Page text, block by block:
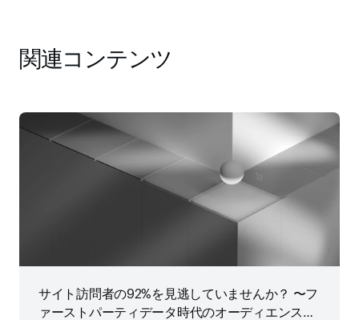
関連コンテンツ
サイト訪問者の92%を見逃していませんか？ 〜フ
ァーストパーティデータ時代のオーディエンス戦